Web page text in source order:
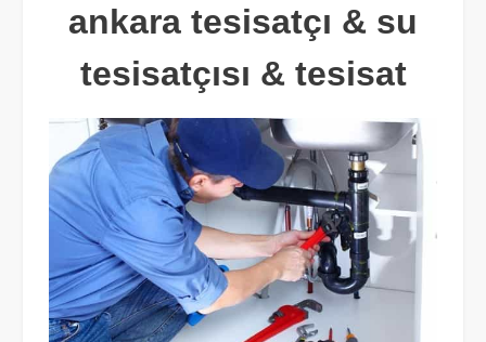
ankara tesisatçı & su
tesisatçısı & tesisat